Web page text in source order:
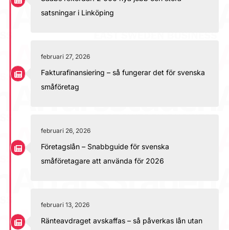
satsningar i Linköping
februari 27, 2026
Fakturafinansiering – så fungerar det för svenska
småföretag
februari 26, 2026
Företagslån – Snabbguide för svenska
småföretagare att använda för 2026
februari 13, 2026
Ränteavdraget avskaffas – så påverkas lån utan